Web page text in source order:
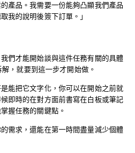
產品。我需要一份能夠凸顯我們產品
我的說明後簽下訂單。」
們才能開始談與這件任務有關的具體
，就要到這一步才開始做。
能把它文字化，你可以在開始之前就
即時的在對方面前書寫在白板或筆記
握任務的關鍵點。
需求，還能在第一時間盡量減少個體